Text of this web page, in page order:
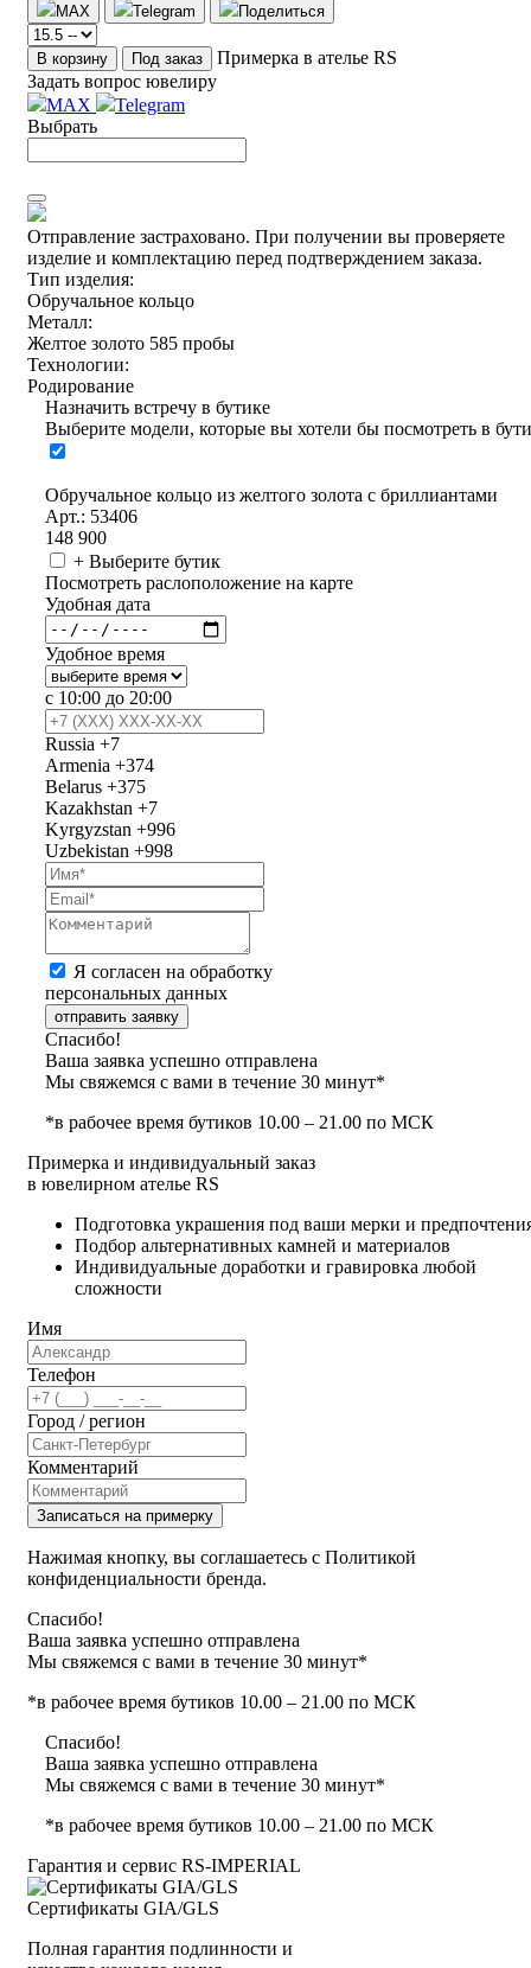
MAX Telegram Поделиться
В корзину Под заказ
Примерка в ателье RS
Задать вопрос ювелиру
MAX
Telegram
Выбрать
Отправление застраховано. При получении вы проверяете
изделие и комплектацию перед подтверждением заказа.
Тип изделия:
Обручальное кольцо
Металл:
Желтое золото 585 пробы
Технологии:
Родирование
Назначить встречу в бутике
Выберите модели, которые вы хотели бы посмотреть в
Обручальное кольцо из желтого золота с бриллиантами
Арт.: 53406
148 900
+ Выберите бутик
Посмотреть раслоположение на карте
Удобная дата
Удобное время
с 10:00 до 20:00
Russia +7
Armenia +374
Belarus +375
Kazakhstan +7
Kyrgyzstan +996
Uzbekistan +998
Я согласен на обработку
персональных данных
отправить заявку
Спасибо!
Ваша заявка успешно отправлена
Мы свяжемся с вами в течение 30 минут*
*в рабочее время бутиков 10.00 – 21.00 по МСК
Примерка и индивидуальный заказ
в ювелирном ателье RS
Подготовка украшения под ваши мерки и
Подбор альтернативных камней и материалов
Индивидуальные доработки и гравировка любой
сложности
Имя
Телефон
Город / регион
Комментарий
Записаться на примерку
Нажимая кнопку, вы соглашаетесь с Политикой
конфиденциальности бренда.
Спасибо!
Ваша заявка успешно отправлена
Мы свяжемся с вами в течение 30 минут*
*в рабочее время бутиков 10.00 – 21.00 по МСК
Спасибо!
Ваша заявка успешно отправлена
Мы свяжемся с вами в течение 30 минут*
*в рабочее время бутиков 10.00 – 21.00 по МСК
Гарантия и сервис RS‑IMPERIAL
Сертификаты GIA/GLS
Полная гарантия подлинности и